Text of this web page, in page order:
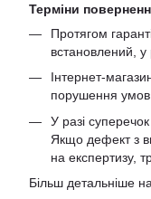
Терміни
Протягом
встановлений, у
Інтернет-
порушення умов
У разі
Якщо дефект з
на експертизу,
Більш детальніше